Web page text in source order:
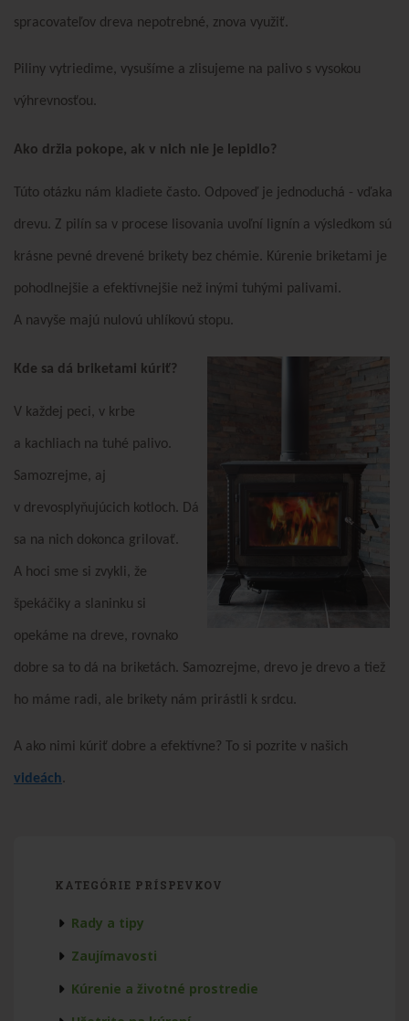
spracovateľov dreva nepotrebné, znova využiť.
Piliny vytriedime, vysušíme a zlisujeme na palivo s vysokou
výhrevnosťou.
Ako držia pokope, ak v nich nie je lepidlo?
Túto otázku nám kladiete často. Odpoveď je jednoduchá - vďaka
drevu. Z pilín sa v procese lisovania uvoľní lignín a výsledkom sú
krásne pevné drevené brikety bez chémie. Kúrenie briketami je
pohodlnejšie a efektívnejšie než inými tuhými palivami.
A navyše majú nulovú uhlíkovú stopu.
Kde sa dá briketami kúriť?
V každej peci, v krbe
a kachliach na tuhé palivo.
Samozrejme, aj
v drevosplyňujúcich kotloch. Dá
sa na nich dokonca grilovať.
A hoci sme si zvykli, že
špekáčiky a slaninku si
opekáme na dreve, rovnako
dobre sa to dá na briketách. Samozrejme, drevo je drevo a tiež
ho máme radi, ale brikety nám prirástli k srdcu.
A ako nimi kúriť dobre a efektívne? To si pozrite v našich
videách.
KATEGÓRIE PRÍSPEVKOV
Rady a tipy
Zaujímavosti
Kúrenie a životné prostredie